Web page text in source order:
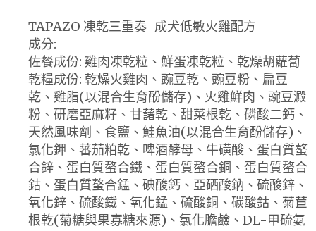
TAPAZO 凍乾三重奏-成犬低敏火雞配方
成分:
佐餐成份: 雞肉凍乾粒、鮮蛋凍乾粒、乾燥胡蘿蔔
乾糧成份: 乾燥火雞肉、豌豆乾、豌豆粉、扁豆
乾、雞脂(以混合生育酚儲存)、火雞鮮肉、豌豆澱
粉、研磨亞麻籽、甘藷乾、甜菜根乾、磷酸二鈣、
天然風味劑、食鹽、鮭魚油(以混合生育酚儲存)、
氯化鉀、蕃茄粕乾、啤酒酵母、牛磺酸、蛋白質螯
合鋅、蛋白質螯合鐵、蛋白質螯合銅、蛋白質螯合
鈷、蛋白質螯合錳、碘酸鈣、亞硒酸鈉、硫酸鋅、
氧化鋅、硫酸鐵、氧化錳、硫酸銅、碳酸鈷、菊苣
根乾(菊糖與果寡糖來源)、氯化膽鹼、DL-甲硫氨